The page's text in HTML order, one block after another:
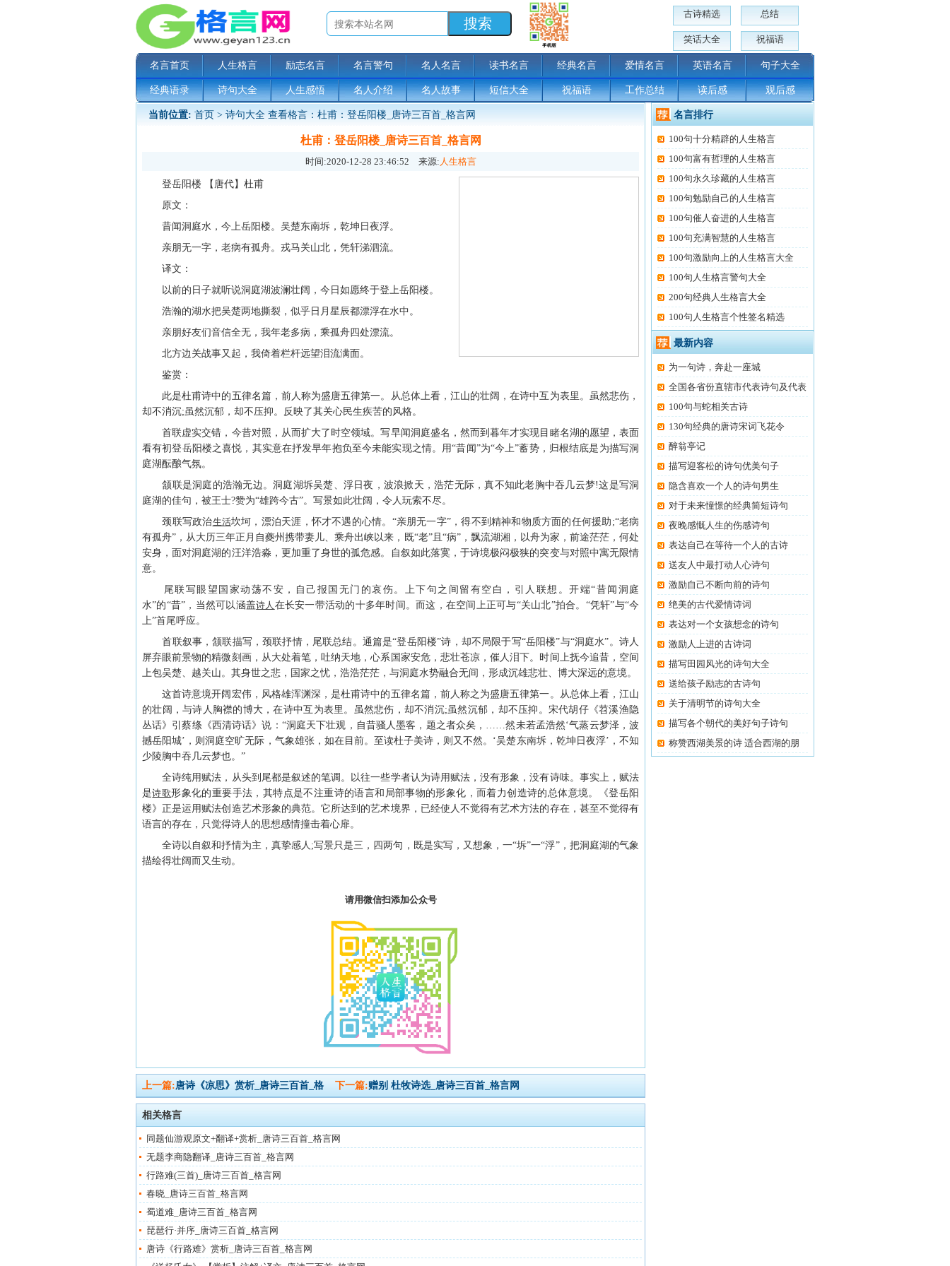
古诗精选 总结
笑话大全 祝福语
名言首页 人生格言 励志名言 名言警句 名人名言 读书名言 经典名言 爱情名言 英语名言 句子大全
经典语录 诗句大全 人生感悟 名人介绍 名人故事 短信大全 祝福语 工作总结 读后感 观后感
当前位置: 首页 > 诗句大全 查看格言：杜甫：登岳阳楼_唐诗三百首_格言网
杜甫：登岳阳楼_唐诗三百首_格言网
时间:2020-12-28 23:46:52 来源: 人生格言
登岳阳楼 【唐代】杜甫
原文：
昔闻洞庭水，今上岳阳楼。吴楚东南坼，乾坤日夜浮。
亲朋无一字，老病有孤舟。戎马关山北，凭轩涕泗流。
译文：
以前的日子就听说洞庭湖波澜壮阔，今日如愿终于登上岳阳楼。
浩瀚的湖水把吴楚两地撕裂，似乎日月星辰都漂浮在水中。
亲朋好友们音信全无，我年老多病，乘孤舟四处漂流。
北方边关战事又起，我倚着栏杆远望泪流满面。
鉴赏：
此是杜甫诗中的五律名篇，前人称为盛唐五律第一。从总体上看，江山的壮阔，在诗中互为表里。虽然悲伤，
却不消沉;虽然沉郁，却不压抑。反映了其关心民生疾苦的风格。
首联虚实交错，今昔对照，从而扩大了时空领域。写早闻洞庭盛名，然而到暮年才实现目睹名湖的愿望，表面
看有初登岳阳楼之喜悦，其实意在抒发早年抱负至今未能实现之情。用“昔闻”为“今上”蓄势，归根结底是为描写洞
庭湖酝酿气氛。
颔联是洞庭的浩瀚无边。洞庭湖坼吴楚、浮日夜，波浪掀天，浩茫无际，真不知此老胸中吞几云梦!这是写洞
庭湖的佳句，被王士?赞为“雄跨今古”。写景如此壮阔，令人玩索不尽。
颈联写政治生活坎坷，漂泊天涯，怀才不遇的心情。“亲朋无一字”，得不到精神和物质方面的任何援助;“老病
有孤舟”，从大历三年正月自夔州携带妻儿、乘舟出峡以来，既“老”且“病”，飘流湖湘，以舟为家，前途茫茫，何处
安身，面对洞庭湖的汪洋浩淼，更加重了身世的孤危感。自叙如此落寞，于诗境极闷极狭的突变与对照中寓无限情
意。
尾联写眼望国家动荡不安，自己报国无门的哀伤。上下句之间留有空白，引人联想。开端“昔闻洞庭
水”的“昔”，当然可以涵盖诗人 在长安一带活动的十多年时间。而这，在空间上正可与“关山北”拍合。“凭轩”与“今
上”首尾呼应。
首联叙事，颔联描写，颈联抒情，尾联总结。通篇是“登岳阳楼”诗，却不局限于写“岳阳楼”与“洞庭水”。诗人
屏弃眼前景物的精微刻画，从大处着笔，吐纳天地，心系国家安危，悲壮苍凉，催人泪下。时间上抚今追昔，空间
上包吴楚、越关山。其身世之悲，国家之忧，浩浩茫茫，与洞庭水势融合无间，形成沉雄悲壮、博大深远的意境。
这首诗意境开阔宏伟，风格雄浑渊深，是杜甫诗中的五律名篇，前人称之为盛唐五律第一。从总体上看，江山
的壮阔，与诗人胸襟的博大，在诗中互为表里。虽然悲伤，却不消沉;虽然沉郁，却不压抑。宋代胡仔《苕溪渔隐
丛话》引蔡绦《西清诗话》说：“洞庭天下壮观，自昔骚人墨客，题之者众矣，……然未若孟浩然‘气蒸云梦泽，波
撼岳阳城’，则洞庭空旷无际，气象雄张，如在目前。至读杜子美诗，则又不然。‘吴楚东南坼，乾坤日夜浮’，不知
少陵胸中吞几云梦也。”
全诗纯用赋法，从头到尾都是叙述的笔调。以往一些学者认为诗用赋法，没有形象，没有诗味。事实上，赋法
是诗歌形象化的重要手法，其特点是不注重诗的语言和局部事物的形象化，而着力创造诗的总体意境。《登岳阳
楼》正是运用赋法创造艺术形象的典范。它所达到的艺术境界，已经使人不觉得有艺术方法的存在，甚至不觉得有
语言的存在，只觉得诗人的思想感情撞击着心扉。
全诗以自叙和抒情为主，真挚感人;写景只是三，四两句，既是实写，又想象，一“坼”一“浮”，把洞庭湖的气象
描绘得壮阔而又生动。
请用微信扫添加公众号
上一篇:唐诗《凉思》赏析_唐诗三百首_格 下一篇:赠别 杜牧诗选_唐诗三百首_格言网
相关格言
同题仙游观原文+翻译+赏析_唐诗三百首_格言网
无题李商隐翻译_唐诗三百首_格言网
行路难(三首)_唐诗三百首_格言网
春晓_唐诗三百首_格言网
蜀道难_唐诗三百首_格言网
琵琶行·并序_唐诗三百首_格言网
唐诗《行路难》赏析_唐诗三百首_格言网
名言排行
100句十分精辟的人生格言
100句富有哲理的人生格言
100句永久珍藏的人生格言
100句勉励自己的人生格言
100句催人奋进的人生格言
100句充满智慧的人生格言
100句激励向上的人生格言大全
100句人生格言警句大全
200句经典人生格言大全
100句人生格言个性签名精选
最新内容
为一句诗，奔赴一座城
全国各省份直辖市代表诗句及代表
100句与蛇相关古诗
130句经典的唐诗宋词飞花令
醉翁亭记
描写迎客松的诗句优美句子
隐含喜欢一个人的诗句男生
对于未来憧憬的经典简短诗句
夜晚感慨人生的伤感诗句
表达自己在等待一个人的古诗
送友人中最打动人心诗句
激励自己不断向前的诗句
绝美的古代爱情诗词
表达对一个女孩想念的诗句
激励人上进的古诗词
描写田园风光的诗句大全
送给孩子励志的古诗句
关于清明节的诗句大全
描写各个朝代的美好句子诗句
称赞西湖美景的诗 适合西湖的朋